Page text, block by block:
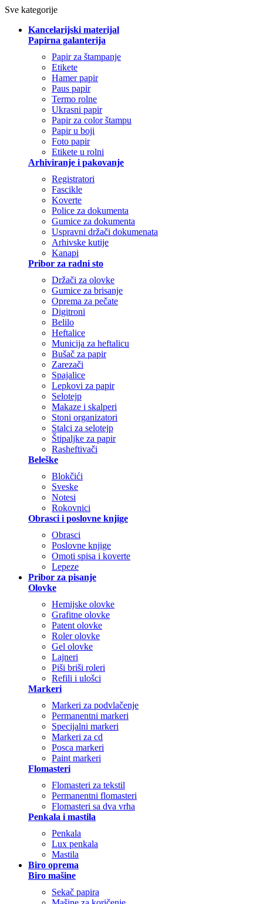
Sve kategorije
Kancelarijski materijal
Papirna galanterija
Papir za štampanje
Etikete
Hamer papir
Paus papir
Termo rolne
Ukrasni papir
Papir za color štampu
Papir u boji
Foto papir
Etikete u rolni
Arhiviranje i pakovanje
Registratori
Fascikle
Koverte
Police za dokumenta
Gumice za dokumenta
Uspravni držači dokumenata
Arhivske kutije
Kanapi
Pribor za radni sto
Držači za olovke
Gumice za brisanje
Oprema za pečate
Digitroni
Belilo
Heftalice
Municija za heftalicu
Bušač za papir
Zarezači
Spajalice
Lepkovi za papir
Selotejp
Makaze i skalperi
Stoni organizatori
Stalci za selotejp
Štipaljke za papir
Rasheftivači
Beleške
Blokčići
Sveske
Notesi
Rokovnici
Obrasci i poslovne knjige
Obrasci
Poslovne knjige
Omoti spisa i koverte
Lepeze
Pribor za pisanje
Olovke
Hemijske olovke
Grafitne olovke
Patent olovke
Roler olovke
Gel olovke
Lajneri
Piši briši roleri
Refili i ulošci
Markeri
Markeri za podvlačenje
Permanentni markeri
Specijalni markeri
Markeri za cd
Posca markeri
Paint markeri
Flomasteri
Flomasteri za tekstil
Permanentni flomasteri
Flomasteri sa dva vrha
Penkala i mastila
Penkala
Lux penkala
Mastila
Biro oprema
Biro mašine
Sekač papira